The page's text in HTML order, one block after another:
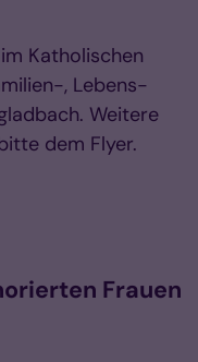
Katholischen
, Lebens-
Weitere
dem Flyer.
Frauen